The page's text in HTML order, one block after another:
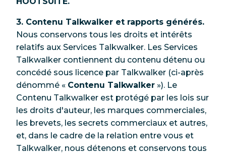
3. Contenu Talkwalker et rapports générés.
Nous conservons tous les droits et intérêts
relatifs aux Services Talkwalker. Les Services
Talkwalker contiennent du contenu détenu ou
concédé sous licence par Talkwalker (ci-après
dénommé « Contenu Talkwalker »). Le
Contenu Talkwalker est protégé par les lois sur
les droits d'auteur, les marques commerciales,
les brevets, les secrets commerciaux et autres,
et, dans le cadre de la relation entre vous et
Talkwalker, nous détenons et conservons tous